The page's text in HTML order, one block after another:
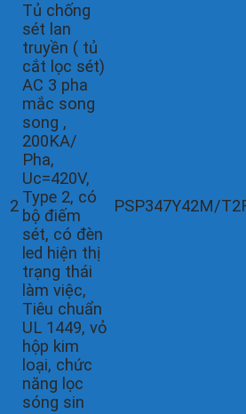
2
Tủ chống
sét lan
truyền ( tủ
cắt lọc sét)
AC 3 pha
mắc song
song ,
200KA/
Pha,
Uc=420V,
Type 2, có
bộ điếm
sét, có đèn
led hiện thị
trạng thái
làm việc,
Tiêu chuẩn
UL 1449, vỏ
hộp kim
loại, chức
năng lọc
sóng sin
PSP347Y42M/